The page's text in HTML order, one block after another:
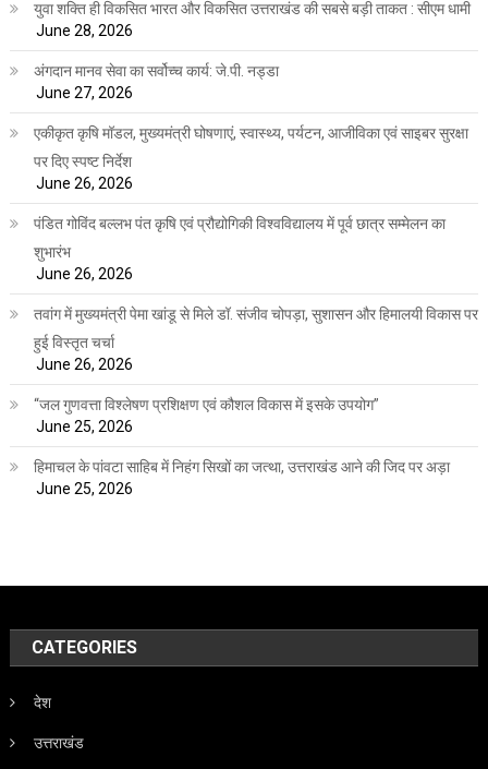
युवा शक्ति ही विकसित भारत और विकसित उत्तराखंड की सबसे बड़ी ताकत : सीएम धामी
June 28, 2026
अंगदान मानव सेवा का सर्वोच्च कार्य: जे.पी. नड्डा
June 27, 2026
एकीकृत कृषि मॉडल, मुख्यमंत्री घोषणाएं, स्वास्थ्य, पर्यटन, आजीविका एवं साइबर सुरक्षा
पर दिए स्पष्ट निर्देश
June 26, 2026
पंडित गोविंद बल्लभ पंत कृषि एवं प्रौद्योगिकी विश्वविद्यालय में पूर्व छात्र सम्मेलन का
शुभारंभ
June 26, 2026
तवांग में मुख्यमंत्री पेमा खांडू से मिले डॉ. संजीव चोपड़ा, सुशासन और हिमालयी विकास पर
हुई विस्तृत चर्चा
June 26, 2026
“जल गुणवत्ता विश्लेषण प्रशिक्षण एवं कौशल विकास में इसके उपयोग”
June 25, 2026
हिमाचल के पांवटा साहिब में निहंग सिखों का जत्था, उत्तराखंड आने की जिद पर अड़ा
June 25, 2026
CATEGORIES
देश
उत्तराखंड